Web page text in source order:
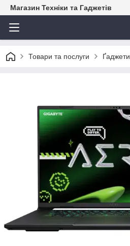
Магазин Техніки та Гаджетів
Товари та послуги Ґаджети